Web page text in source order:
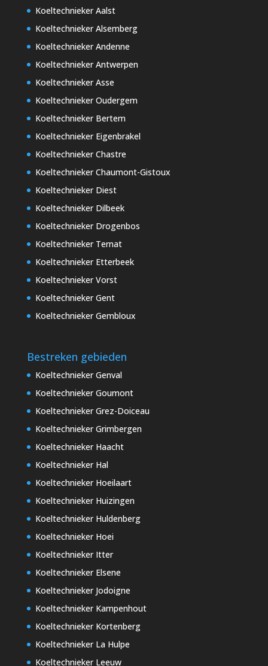
Koeltechnieker Aalst
Koeltechnieker Alsemberg
Koeltechnieker Andenne
Koeltechnieker Antwerpen
Koeltechnieker Asse
Koeltechnieker Oudergem
Koeltechnieker Bertem
Koeltechnieker Eigenbrakel
Koeltechnieker Chastre
Koeltechnieker Chaumont-Gistoux
Koeltechnieker Diest
Koeltechnieker Dilbeek
Koeltechnieker Drogenbos
Koeltechnieker Ternat
Koeltechnieker Etterbeek
Koeltechnieker Vorst
Koeltechnieker Gent
Koeltechnieker Gembloux
Bestreken gebieden
Koeltechnieker Genval
Koeltechnieker Goumont
Koeltechnieker Grez-Doiceau
Koeltechnieker Grimbergen
Koeltechnieker Haacht
Koeltechnieker Hal
Koeltechnieker Hoeilaart
Koeltechnieker Huizingen
Koeltechnieker Huldenberg
Koeltechnieker Hoei
Koeltechnieker Itter
Koeltechnieker Elsene
Koeltechnieker Jodoigne
Koeltechnieker Kampenhout
Koeltechnieker Kortenberg
Koeltechnieker La Hulpe
Koeltechnieker Leeuw